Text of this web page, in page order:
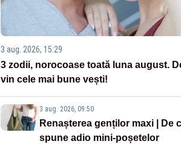
3 aug. 2026, 15:29
3 zodii, norocoase toată luna august.
vin cele mai bune vești!
3 aug. 2026, 09:50
Renașterea genților maxi | De
spune adio mini-poșetelor